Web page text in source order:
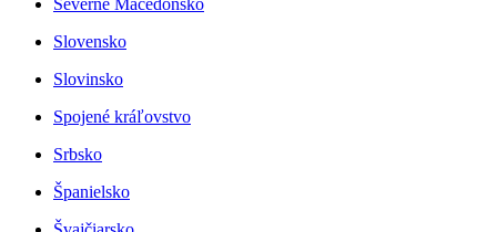
Severné Macedónsko
Slovensko
Slovinsko
Spojené kráľovstvo
Srbsko
Španielsko